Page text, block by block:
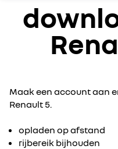
Maak een account aan
Renault 5.
opladen op afstand
rijbereik bijhouden